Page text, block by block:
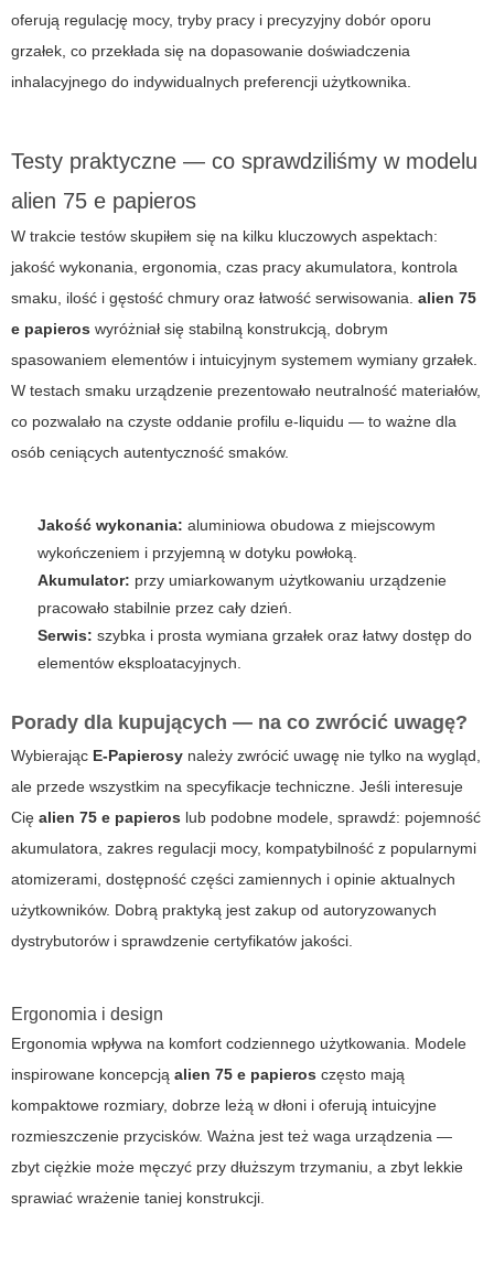
oferują regulację mocy, tryby pracy i precyzyjny dobór oporu
grzałek, co przekłada się na dopasowanie doświadczenia
inhalacyjnego do indywidualnych preferencji użytkownika.
Testy praktyczne — co sprawdziliśmy w modelu
alien 75 e papieros
W trakcie testów skupiłem się na kilku kluczowych aspektach:
jakość wykonania, ergonomia, czas pracy akumulatora, kontrola
smaku, ilość i gęstość chmury oraz łatwość serwisowania. alien 75
e papieros wyróżniał się stabilną konstrukcją, dobrym
spasowaniem elementów i intuicyjnym systemem wymiany grzałek.
W testach smaku urządzenie prezentowało neutralność materiałów,
co pozwalało na czyste oddanie profilu e-liquidu — to ważne dla
osób ceniących autentyczność smaków.
Jakość wykonania: aluminiowa obudowa z miejscowym
wykończeniem i przyjemną w dotyku powłoką.
Akumulator: przy umiarkowanym użytkowaniu urządzenie
pracowało stabilnie przez cały dzień.
Serwis: szybka i prosta wymiana grzałek oraz łatwy dostęp do
elementów eksploatacyjnych.
Porady dla kupujących — na co zwrócić uwagę?
Wybierając E-Papierosy należy zwrócić uwagę nie tylko na wygląd,
ale przede wszystkim na specyfikacje techniczne. Jeśli interesuje
Cię alien 75 e papieros lub podobne modele, sprawdź: pojemność
akumulatora, zakres regulacji mocy, kompatybilność z popularnymi
atomizerami, dostępność części zamiennych i opinie aktualnych
użytkowników. Dobrą praktyką jest zakup od autoryzowanych
dystrybutorów i sprawdzenie certyfikatów jakości.
Ergonomia i design
Ergonomia wpływa na komfort codziennego użytkowania. Modele
inspirowane koncepcją alien 75 e papieros często mają
kompaktowe rozmiary, dobrze leżą w dłoni i oferują intuicyjne
rozmieszczenie przycisków. Ważna jest też waga urządzenia —
zbyt ciężkie może męczyć przy dłuższym trzymaniu, a zbyt lekkie
sprawiać wrażenie taniej konstrukcji.